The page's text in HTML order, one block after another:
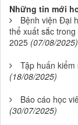
Những tin mới
Bệnh viện Đại
thể xuất sắc
2025 (07/08/2025)
Tập huấn
(18/08/2025)
Báo cáo học
(30/07/2025)